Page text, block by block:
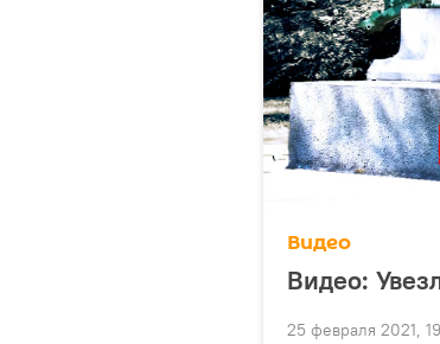
Видео
Видео:
25 февраля 2021,